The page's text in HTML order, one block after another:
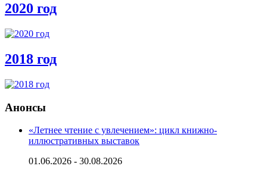
2020 год
2018 год
Анонсы
«Летнее чтение с увлечением»: цикл книжно-
иллюстративных выставок
01.06.2026 - 30.08.2026